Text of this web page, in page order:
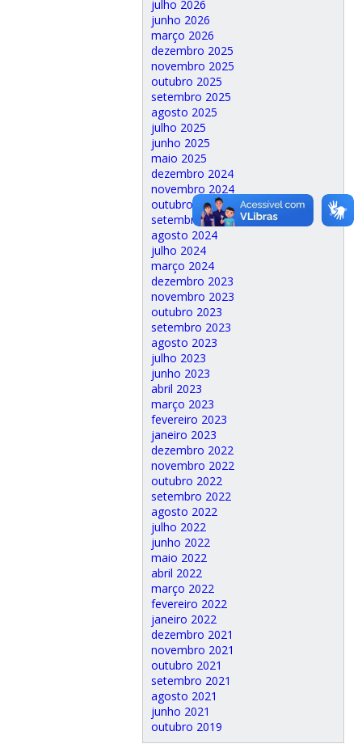
julho 2026
junho 2026
março 2026
dezembro 2025
novembro 2025
outubro 2025
setembro 2025
agosto 2025
julho 2025
junho 2025
maio 2025
dezembro 2024
novembro 2024
outubro 2024
setembro 2024
agosto 2024
julho 2024
março 2024
dezembro 2023
novembro 2023
outubro 2023
setembro 2023
agosto 2023
julho 2023
junho 2023
abril 2023
março 2023
fevereiro 2023
janeiro 2023
dezembro 2022
novembro 2022
outubro 2022
setembro 2022
agosto 2022
julho 2022
junho 2022
maio 2022
abril 2022
março 2022
fevereiro 2022
janeiro 2022
dezembro 2021
novembro 2021
outubro 2021
setembro 2021
agosto 2021
junho 2021
outubro 2019